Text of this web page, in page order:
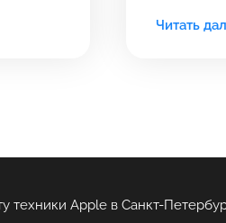
Читать
техники Apple в Санкт-